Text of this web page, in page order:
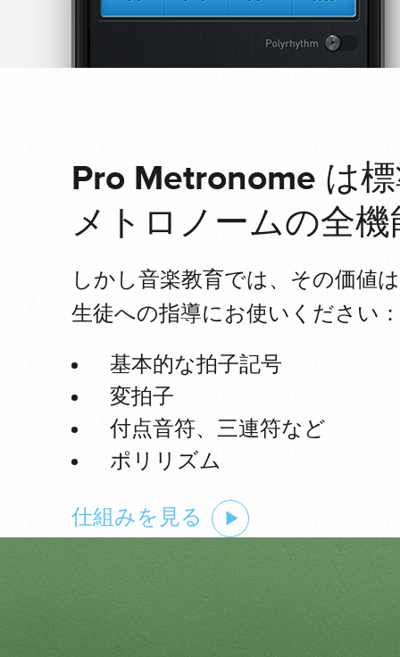
Pro Metronome は
メトロノームの全
しかし音楽教育では、その価値
生徒への指導にお使いください：
基本的な拍子記号
変拍子
付点音符、三連符など
ポリリズム
仕組みを見る